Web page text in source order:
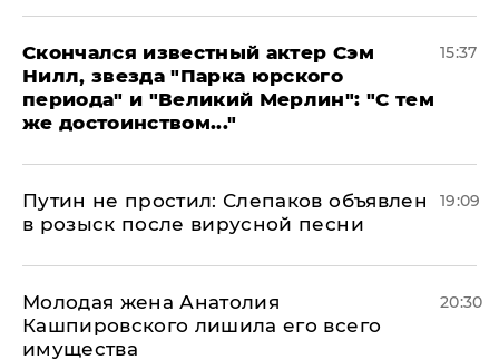
Скончался известный актер Сэм
Нилл, звезда "Парка юрского
периода" и "Великий Мерлин": "С тем
же достоинством..."
15:37
Путин не простил: Слепаков объявлен
в розыск после вирусной песни
19:09
Молодая жена Анатолия
Кашпировского лишила его всего
имущества
20:30